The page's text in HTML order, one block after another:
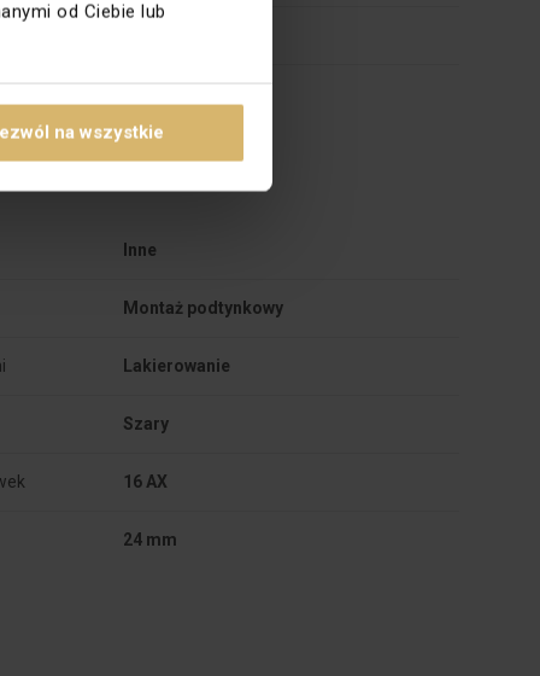
od Ciebie lub
na wszystkie
Inne
Montaż podtynkowy
Lakierowanie
Szary
16 AX
24 mm